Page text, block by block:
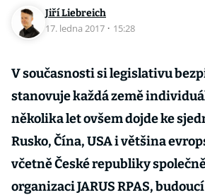
Jiří Liebreich
17. ledna 2017 · 15:28
V současnosti si legislativu
stanovuje každá země
několika let ovšem dojde ke
Rusko, Čína, USA i většina
včetně České republiky
organizaci JARUS RPAS,